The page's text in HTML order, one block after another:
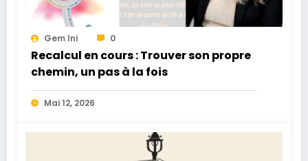
Gem Ini 0
Recalcul en cours : Trouver son propre
chemin, un pas à la fois
Mai 12, 2026